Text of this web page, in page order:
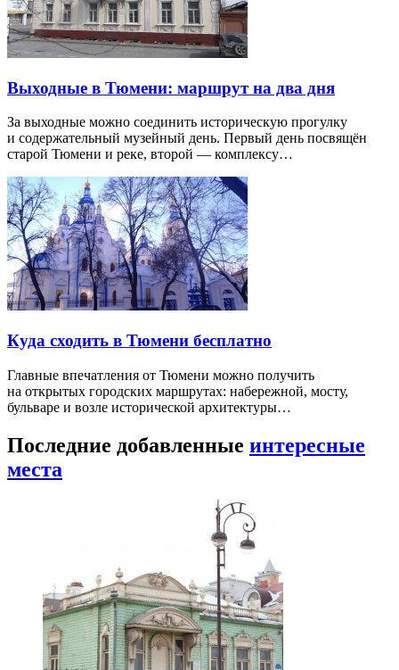
Выходные в Тюмени: маршрут на два дня
За выходные можно соединить историческую прогулку
и содержательный музейный день. Первый день посвящён
старой Тюмени и реке, второй — комплексу…
Куда сходить в Тюмени бесплатно
Главные впечатления от Тюмени можно получить
на открытых городских маршрутах: набережной, мосту,
бульваре и возле исторической архитектуры…
Последние добавленные интересные
места